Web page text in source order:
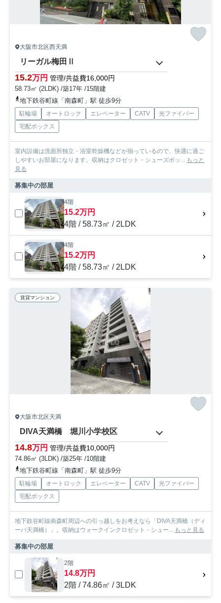
大阪市北区西天満
リーガル梅田Ⅱ
15.2万円 管理/共益費16,000円
58.73㎡ (2LDK) /築17年 /15階建
地下鉄谷町線「南森町」駅 徒歩9分
駐輪場 オートロック エレベーター CATV
光ファイバー
宅配ボックス
室内設備は洗面所独立・浴室乾燥機などが揃っているので、快適に過ご
しやすいお部屋になります。収納はクロゼット・シューズボッ... もっと
見る
募集中の部屋
4階
15.2万円
4階 / 58.73㎡ / 2LDK
4階
15.2万円
4階 / 58.73㎡ / 2LDK
賃貸マンション
大阪市北区天満
DIVA天満橋 堀川小学校区
14.8万円 管理/共益費10,000円
74.86㎡ (3LDK) /築25年 /10階建
地下鉄谷町線「南森町」駅 徒歩9分
駐輪場 オートロック エレベーター CATV
光ファイバー
宅配ボックス
地下鉄谷町線南森町周辺への引っ越しをお考えなら「DIVA天満橋（ディ
ーバ天満橋）」。収納はウォークインクロゼット・シュー... もっと見る
募集中の部屋
2階
14.8万円
2階 / 74.86㎡ / 3LDK